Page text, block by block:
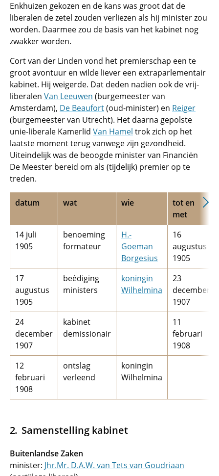
Enkhuizen gekozen en de kans was groot dat de
liberalen de zetel zouden verliezen als hij minister zou
worden. Daarmee zou de basis van het kabinet nog
zwakker worden.
Cort van der Linden vond het premierschap een te
groot avontuur en wilde liever een extraparlementair
kabinet. Hij weigerde. Dat deden nadien ook de vrij-
liberalen Van Leeuwen (burgemeester van
Amsterdam), De Beaufort(oud-minister) en Reiger
(burgemeester van Utrecht). Het daarna gepolste
unie-liberale Kamerlid Van Hamel trok zich op het
laatste moment terug vanwege zijn gezondheid.
Uiteindelijk was de beoogde minister van Financiėn
De Meester bereid om als (tijdelijk) premier op te
treden.
datum wat wie
tot en
met
14 juli
1905
benoeming
formateur
H.­
Goeman
Borgesius
16
augustus
1905
17
augustus
1905
beėdiging
ministers
koningin
Wilhelmina
23
december
1907
24
december
1907
kabinet
demissionair
11
februari
1908
12
februari
1908
ontslag
verleend
koningin
Wilhelmina
Samenstelling kabinet
Buitenlandse Zaken
minister: Jhr.Mr. D.A.W. van Tets van Goudriaan